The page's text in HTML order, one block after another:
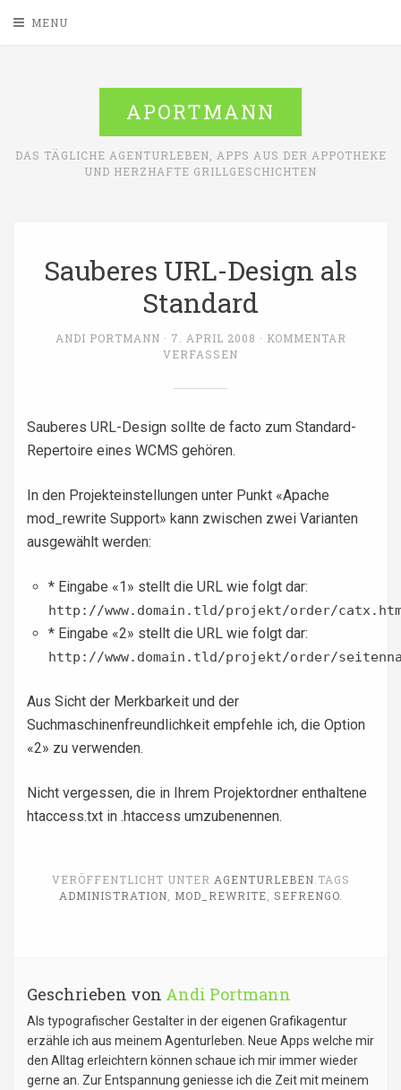
MENU
APORTMANN
DAS TÄGLICHE AGENTURLEBEN, APPS AUS DER APPOTHEKE
UND HERZHAFTE GRILLGESCHICHTEN
Sauberes URL-Design als
Standard
ANDI PORTMANN 7. APRIL 2008
KOMMENTAR
VERFASSEN
Sauberes URL-Design sollte de facto zum Standard-
Repertoire eines WCMS gehören.
In den Projekteinstellungen unter Punkt «Apache
mod_rewrite Support» kann zwischen zwei Varianten
ausgewählt werden:
* Eingabe «1» stellt die URL wie folgt dar:
http://www.domain.tld/projekt/order/
* Eingabe «2» stellt die URL wie folgt dar:
http://www.domain.tld/projekt/order/
Aus Sicht der Merkbarkeit und der
Suchmaschinenfreundlichkeit empfehle ich, die Option
«2» zu verwenden.
Nicht vergessen, die in Ihrem Projektordner enthaltene
htaccess.txt in .htaccess umzubenennen.
VERÖFFENTLICHT UNTER AGENTURLEBEN TAGS
ADMINISTRATION
MOD_REWRITE SEFRENGO.
Geschrieben von Andi Portmann
Als typografischer Gestalter in der eigenen Grafikagentur
erzähle ich aus meinem Agenturleben. Neue Apps welche mir
den Alltag erleichtern können schaue ich mir immer wieder
gerne an. Zur Entspannung geniesse ich die Zeit mit meinem